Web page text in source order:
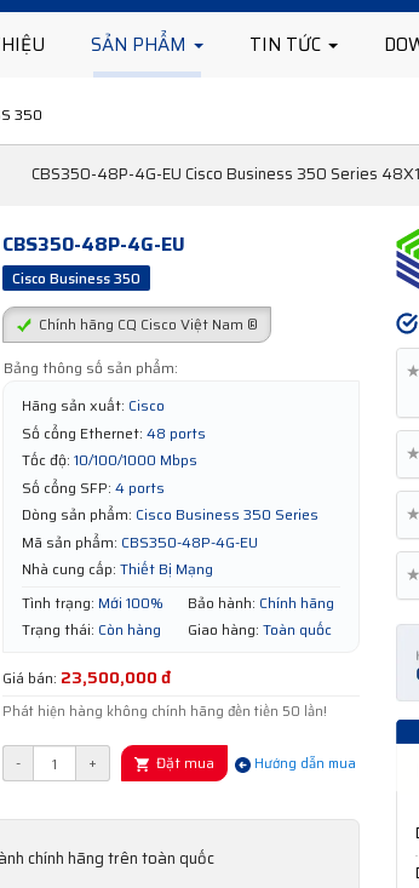
SẢN PHẨM TIN TỨC
350
CBS350-48P-4G-EU Cisco Business 350 Series
CBS350-48P-4G-EU
Cisco Business 350
Chính hãng CQ Cisco Việt Nam ®
Bảng thông số sản phẩm:
Hãng sản xuất: Cisco
Số cổng Ethernet: 48 ports
Tốc độ: 10/100/1000 Mbps
Số cổng SFP: 4 ports
Dòng sản phẩm: Cisco Business 350 Series
Mã sản phẩm: CBS350-48P-4G-EU
Nhà cung cấp: Thiết Bị Mạng
Tình trạng: Mới 100% Bảo hành: Chính hãng
Trạng thái: Còn hàng Giao hàng: Toàn quốc
Giá bán: 23,500,000 đ
Phát hiện hàng không chính hãng đền tiền 50 lần!
- + Đặt mua Hướng dẫn mua
chính hãng trên toàn quốc
★
★
★
★